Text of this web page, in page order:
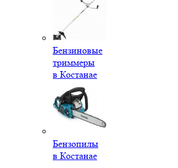
Бензиновые
триммеры
в Костанае
Бензопилы
в Костанае